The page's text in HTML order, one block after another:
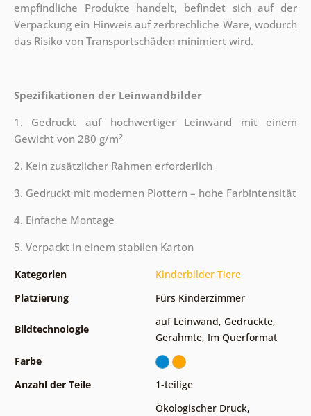
empfindliche Produkte handelt, befindet sich auf der
Verpackung ein Hinweis auf zerbrechliche Ware, wodurch
das Risiko von Transportschäden minimiert wird.
Spezifikationen der Leinwandbilder
1. Gedruckt auf hochwertiger Leinwand mit einem
Gewicht von 280 g/m2
2. Kein zusätzlicher Rahmen erforderlich
3. Gedruckt mit modernen Plottern – hohe Farbintensität
4. Einfache Montage
5. Verpackt in einem stabilen Karton
Kategorien
Kinderbilder Tiere
Platzierung
Fürs Kinderzimmer
Bildtechnologie
auf Leinwand, Gedruckte,
Gerahmte, Im Querformat
Farbe
Anzahl der Teile
1-teilige
Ökologischer Druck,